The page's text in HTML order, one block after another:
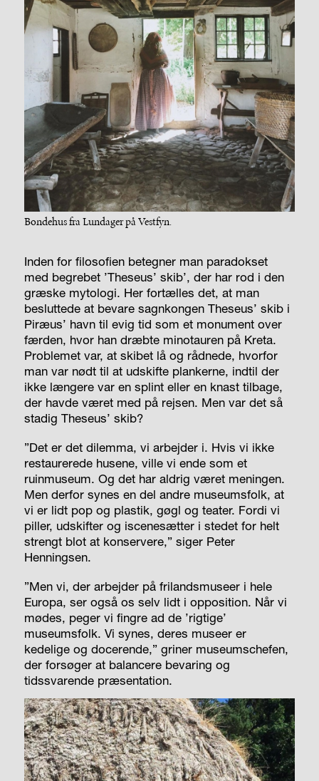
Bondehus fra Lundager på Vestfyn.
Inden for filosofien betegner man paradokset
med begrebet ’Theseus’ skib’, der har rod i den
græske mytologi. Her fortælles det, at man
besluttede at bevare sagnkongen Theseus’ skib i
Piræus’ havn til evig tid som et monument over
færden, hvor han dræbte minotauren på Kreta.
Problemet var, at skibet lå og rådnede, hvorfor
man var nødt til at udskifte plankerne, indtil der
ikke længere var en splint eller en knast tilbage,
der havde været med på rejsen. Men var det så
stadig Theseus’ skib?
”Det er det dilemma, vi arbejder i. Hvis vi ikke
restaurerede husene, ville vi ende som et
ruinmuseum. Og det har aldrig været meningen.
Men derfor synes en del andre museumsfolk, at
vi er lidt pop og plastik, gøgl og teater. Fordi vi
piller, udskifter og iscenesætter i stedet for helt
strengt blot at konservere,” siger Peter
Henningsen.
”Men vi, der arbejder på frilandsmuseer i hele
Europa, ser også os selv lidt i opposition. Når vi
mødes, peger vi fingre ad de ’rigtige’
museumsfolk. Vi synes, deres museer er
kedelige og docerende,” griner museumschefen,
der forsøger at balancere bevaring og
tidssvarende præsentation.